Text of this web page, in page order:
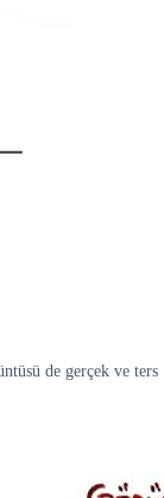
de gerçek ve ters